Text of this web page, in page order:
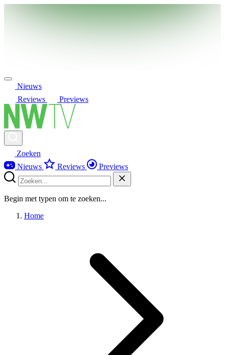
Nieuws
Reviews
Previews
Zoeken
Nieuws
Reviews Previews
Begin met typen om te zoeken...
Home